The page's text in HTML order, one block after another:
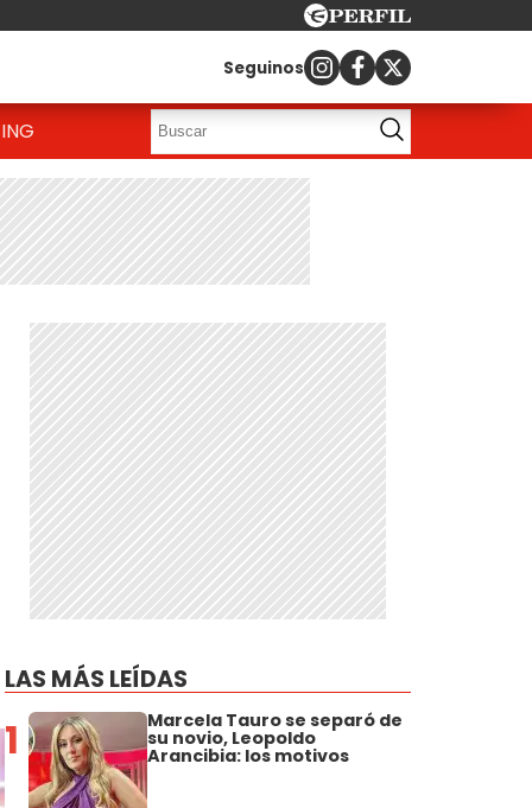
Seguinos
LAS MÁS LEÍDAS
1 Marcela Tauro se separó de
su novio, Leopoldo
Arancibia: los motivos